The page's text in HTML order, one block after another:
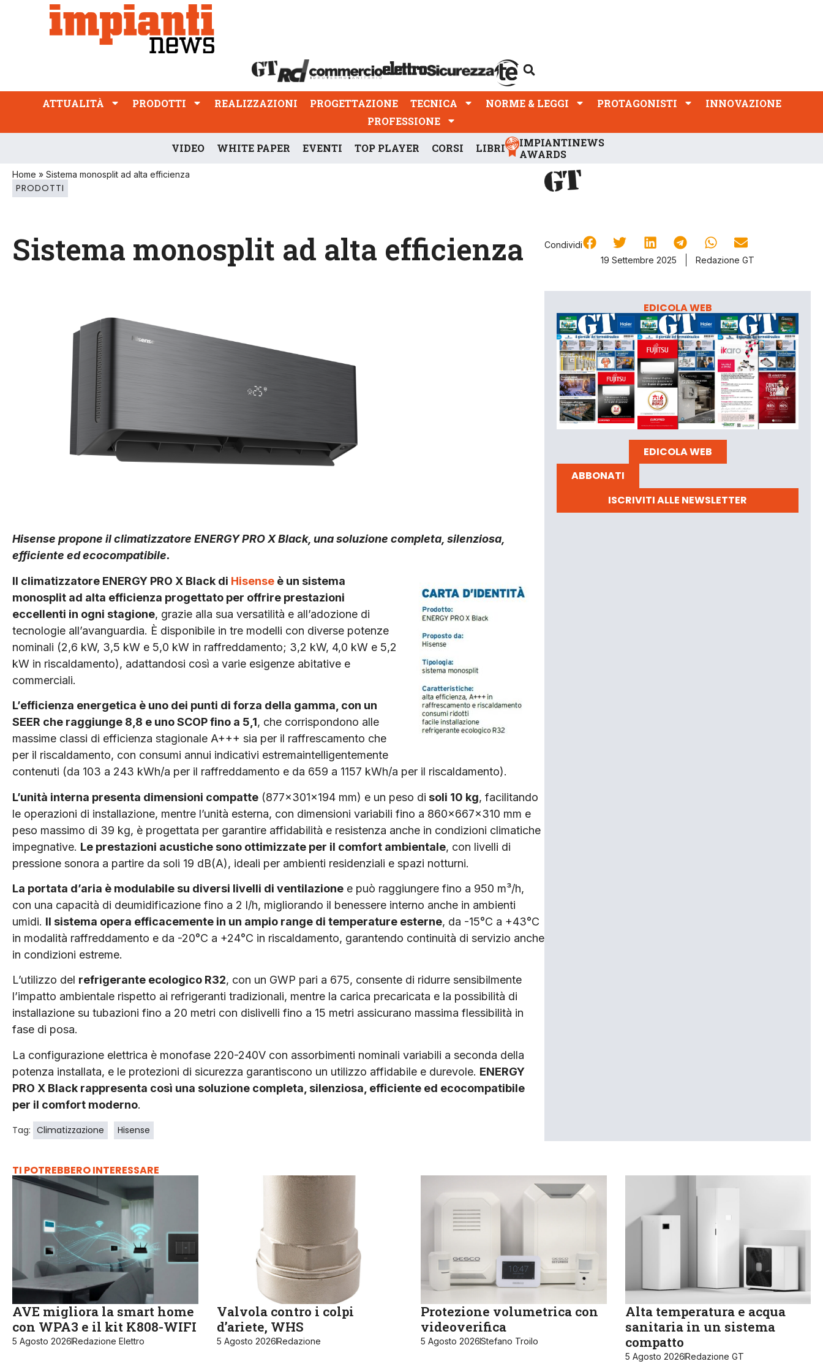
ATTUALITÀ PRODOTTI REALIZZAZIONI
PROFESSIONE
ATTUALITÀ PRODOTTI REALIZZAZIONI PROGETTAZIONE TECNICA NORME & LEGGI PROTAGONISTI
INNOVAZIONE
PROFESSIONE
VIDEO WHITE PAPER EVENTI TOP PLAYER CORSI LIBRI
IMPIANTINEWS
AWARDS
Home » Sistema monosplit ad alta efficienza
PRODOTTI
Sistema monosplit ad alta efficienza
Condividi
19 Settembre 2025
Redazione GT
Hisense propone il climatizzatore ENERGY PRO X Black, una soluzione completa, silenziosa,
efficiente ed ecocompatibile.
Il climatizzatore ENERGY PRO X Black di Hisense è un sistema
monosplit ad alta efficienza progettato per offrire prestazioni
eccellenti in ogni stagione, grazie alla sua versatilità e all’adozione di
tecnologie all’avanguardia. È disponibile in tre modelli con diverse potenze
nominali (2,6 kW, 3,5 kW e 5,0 kW in raffreddamento; 3,2 kW, 4,0 kW e 5,2
kW in riscaldamento), adattandosi così a varie esigenze abitative e
commerciali.
L’efficienza energetica è uno dei punti di forza della gamma, con un
SEER che raggiunge 8,8 e uno SCOP fino a 5,1, che corrispondono alle
massime classi di efficienza stagionale A+++ sia per il raffrescamento che
per il riscaldamento, con consumi annui indicativi estremaintelligentemente
contenuti (da 103 a 243 kWh/a per il raffreddamento e da 659 a 1157 kWh/a per il riscaldamento).
L’unità interna presenta dimensioni compatte (877×301×194 mm) e un peso di soli 10 kg, facilitando
le operazioni di installazione, mentre l’unità esterna, con dimensioni variabili fino a 860×667×310 mm e
peso massimo di 39 kg, è progettata per garantire affidabilità e resistenza anche in condizioni climatiche
impegnative. Le prestazioni acustiche sono ottimizzate per il comfort ambientale, con livelli di
pressione sonora a partire da soli 19 dB(A), ideali per ambienti residenziali e spazi notturni.
La portata d’aria è modulabile su diversi livelli di ventilazione e può raggiungere fino a 950 m³/h,
con una capacità di deumidificazione fino a 2 l/h, migliorando il benessere interno anche in ambienti
umidi. Il sistema opera efficacemente in un ampio range di temperature esterne, da -15°C a +43°C
in modalità raffreddamento e da -20°C a +24°C in riscaldamento, garantendo continuità di servizio anche
in condizioni estreme.
L’utilizzo del refrigerante ecologico R32, con un GWP pari a 675, consente di ridurre sensibilmente
l’impatto ambientale rispetto ai refrigeranti tradizionali, mentre la carica precaricata e la possibilità di
installazione su tubazioni fino a 20 metri con dislivelli fino a 15 metri assicurano massima flessibilità in
fase di posa.
La configurazione elettrica è monofase 220-240V con assorbimenti nominali variabili a seconda della
potenza installata, e le protezioni di sicurezza garantiscono un utilizzo affidabile e durevole. ENERGY
PRO X Black rappresenta così una soluzione completa, silenziosa, efficiente ed ecocompatibile
per il comfort moderno.
Tag: Climatizzazione Hisense
EDICOLA WEB
EDICOLA WEB
ABBONATI
ISCRIVITI ALLE NEWSLETTER
TI POTREBBERO INTERESSARE
AVE migliora la smart home
con WPA3 e il kit K808-WIFI
5 Agosto 2026Redazione Elettro
Valvola contro i colpi
d’ariete, WHS
5 Agosto 2026Redazione
Protezione volumetrica con
videoverifica
5 Agosto 2026Stefano Troilo
Alta temperatura e acqua
sanitaria in un sistema
compatto
5 Agosto 2026Redazione GT